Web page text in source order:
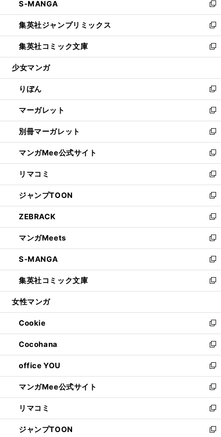
く
で
開
く
ド
ウ
で
開
く
ィ
ン
ド
ウ
で
開
い
ウ
ィ
ン
ド
ウ
開
く
S-MANGA
新
し
い
ウ
ィ
ン
ウ
で
開
く
集英社ジャンプリミックス
新
し
い
ウ
ン
ド
ウ
で
開
く
集英社コミック文庫
新
し
ウ
ィ
ン
ド
ウ
で
開
く
少女マンガ
りぼん
新
し
い
ウ
ィ
ン
ド
ウ
で
開
く
マーガレット
新
し
い
ウ
ィ
ン
ド
ウ
で
開
く
別冊マーガレット
新
し
い
ウ
ィ
ン
ド
ウ
で
開
く
マンガMee公式サイト
新
し
い
ウ
ィ
ン
ド
ウ
で
開
く
リマコミ
新
し
い
ウ
ィ
ン
ド
ウ
で
開
く
ジャンプTOON
新
し
い
ウ
ィ
ン
ド
ウ
で
開
ZEBRACK
新
し
い
ウ
ィ
ン
ド
ウ
開
く
マンガMeets
新
し
い
ウ
ィ
ン
ウ
で
開
く
S-MANGA
新
し
い
ウ
ン
ド
ウ
で
開
く
集英社コミック文庫
新
し
ウ
ィ
ン
ド
ウ
で
開
く
女性マンガ
Cookie
新
し
い
ウ
ィ
ン
ド
ウ
で
開
く
Cocohana
新
し
い
ウ
ィ
ン
ド
ウ
で
office YOU
新
し
い
ウ
ィ
ン
ド
マンガMee公式サイト
新
し
い
ウ
ィ
リマコミ
新
し
い
ジャンプTOON 新